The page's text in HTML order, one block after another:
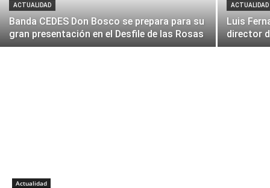
ACTUALIDAD
Banda CEDES Don Bosco se prepara para su
gran presentación en el Desfile de las Rosas
ACTUALIDAD
Luis
director
Actualidad